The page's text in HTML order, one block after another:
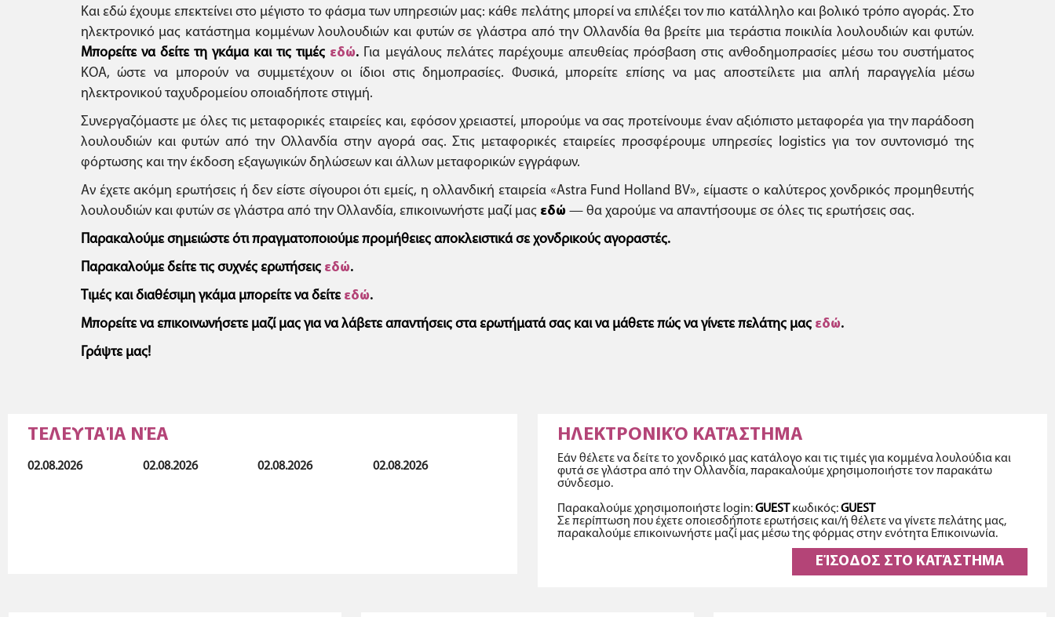
Και εδώ έχουμε επεκτείνει στο μέγιστο το φάσμα των υπηρεσιών μας: κάθε πελάτης μπορεί να επιλέξει τον πιο κατάλληλο και βολικό τρόπο αγοράς. Στο
ηλεκτρονικό μας κατάστημα κομμένων λουλουδιών και φυτών σε γλάστρα από την Ολλανδία θα βρείτε μια τεράστια ποικιλία λουλουδιών και φυτών.
Μπορείτε να δείτε τη γκάμα και τις τιμές εδώ. Για μεγάλους πελάτες παρέχουμε απευθείας πρόσβαση στις ανθοδημοπρασίες μέσω του συστήματος
KOA, ώστε να μπορούν να συμμετέχουν οι ίδιοι στις δημοπρασίες. Φυσικά, μπορείτε επίσης να μας αποστείλετε μια απλή παραγγελία μέσω
ηλεκτρονικού ταχυδρομείου οποιαδήποτε στιγμή.
Συνεργαζόμαστε με όλες τις μεταφορικές εταιρείες και, εφόσον χρειαστεί, μπορούμε να σας προτείνουμε έναν αξιόπιστο μεταφορέα για την παράδοση
λουλουδιών και φυτών από την Ολλανδία στην αγορά σας. Στις μεταφορικές εταιρείες προσφέρουμε υπηρεσίες logistics για τον συντονισμό της
φόρτωσης και την έκδοση εξαγωγικών δηλώσεων και άλλων μεταφορικών εγγράφων.
Αν έχετε ακόμη ερωτήσεις ή δεν είστε σίγουροι ότι εμείς, η ολλανδική εταιρεία «Astra Fund Holland BV», είμαστε ο καλύτερος χονδρικός προμηθευτής
λουλουδιών και φυτών σε γλάστρα από την Ολλανδία, επικοινωνήστε μαζί μας εδώ— θα χαρούμε να απαντήσουμε σε όλες τις ερωτήσεις σας.
Παρακαλούμε σημειώστε ότι πραγματοποιούμε προμήθειες αποκλειστικά σε χονδρικούς αγοραστές.
Παρακαλούμε δείτε τις συχνές ερωτήσεις εδώ.
Τιμές και διαθέσιμη γκάμα μπορείτε να δείτε εδώ.
Μπορείτε να επικοινωνήσετε μαζί μας για να λάβετε απαντήσεις στα ερωτήματά σας και να μάθετε πώς να γίνετε πελάτης μας εδώ.
Γράψτε μας!
ΤΕΛΕΥΤΑΊΑ ΝΈΑ
02.08.2026 02.08.2026 02.08.2026 02.08.2026
ΗΛΕΚΤΡΟΝΙΚΌ ΚΑΤΆΣΤΗΜΑ
Εάν θέλετε να δείτε το χονδρικό μας κατάλογο και τις τιμές για κομμένα λουλούδια και
φυτά σε γλάστρα από την Ολλανδία, παρακαλούμε χρησιμοποιήστε τον παρακάτω
σύνδεσμο.
Παρακαλούμε χρησιμοποιήστε login:GUESTκωδικός:GUEST
Σε περίπτωση που έχετε οποιεσδήποτε ερωτήσεις και/ή θέλετε να γίνετε πελάτης μας,
παρακαλούμε επικοινωνήστε μαζί μας μέσω της φόρμας στην ενότητα Επικοινωνία.
ΕΊΣΟΔΟΣ ΣΤΟ ΚΑΤΆΣΤΗΜΑ